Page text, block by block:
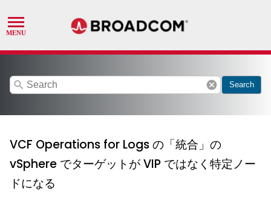
search cancel Search
VCF Operations for Logs の「統合」の
vSphere でターゲットが VIP ではなく特定ノー
ドになる